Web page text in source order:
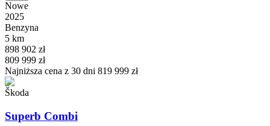
Nowe
2025
Benzyna
5 km
898 902 zł
809 999 zł
Najniższa cena z 30 dni 819 999 zł
Škoda
Superb Combi